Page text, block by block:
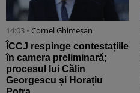
14:03 • Cornel Ghimeșan
ÎCCJ respinge contestațiile
în camera preliminară;
procesul lui Călin
Georgescu și Horațiu